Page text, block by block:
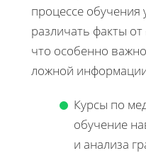
процессе обучения
различать факты
что особенно
ложной
Курсы по
обучение
и анализа